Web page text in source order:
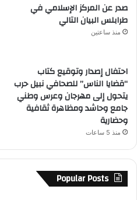
صدر عن المركز الإسلامي في
طرابلس البيان التالي
منذ ساعتين
احتفال إصدار وتوقيع كتاب
“قضايا الناس” للصحافي نبيل حرب
يتحول إلى مهرجان وعرس وطني
جامع وحاشد ومظاهرة ثقافية
وحضارية
منذ 5 ساعات
Popular Posts